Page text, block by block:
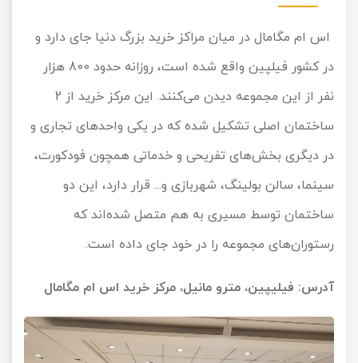
اس ام مگامال در میان مراکز خرید بزرگ دنیا جای دارد و
در کشور فیلپین واقع شده است، روزانه حدود 800 هزار
نفر از این مجموعه دیدن می‌کنند. این مرکز خرید از 2
ساختمان اصلی تشکیل شده که در یکی واحدهای تجاری و
در دیگری بخش‌های تفریحی و خدماتی همچون فودکورت،
سینما، سالن بولینگ، شهربازی و... قرار دارد، این دو
ساختمان توسط مسیری به هم متصل شده‌اند که
رستوران‌های مجموعه را در خود جای داده است.
آدرس: فیلیپین، مترو مانیل، مرکز خرید اس ام مگامال